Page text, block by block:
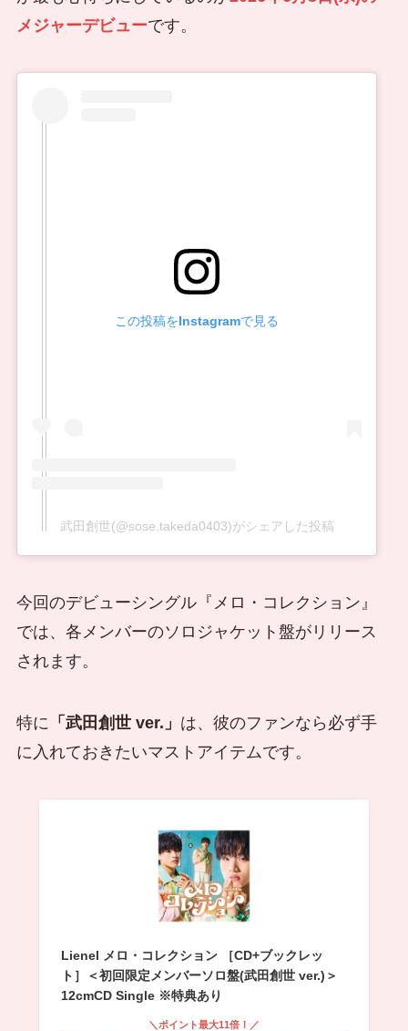
メジャーデビューです。
この投稿をInstagramで見る
武田創世(@sose.takeda0403)がシェアした投稿
今回のデビューシングル『メロ・コレクション』
では、各メンバーのソロジャケット盤がリリース
されます。
特に 「武田創世 ver.」 は、彼のファンなら必ず手
に入れておきたいマストアイテムです。
Lienel メロ・コレクション ［CD+ブックレッ
ト］＜初回限定メンバーソロ盤(武田創世 ver.)＞
12cmCD Single ※特典あり
＼ポイント最大11倍！／